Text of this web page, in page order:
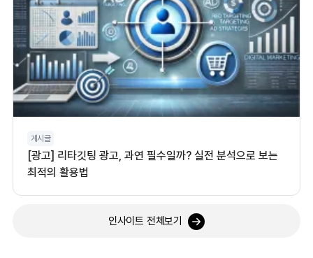
게시글
[광고] 리타깃팅 광고, 과연 필수일까? 실전 분석으로 보는
최적의 활용법
인사이트 전체보기